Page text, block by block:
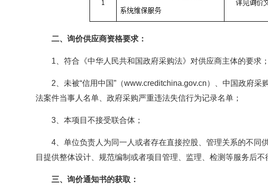
二、询价供应商资格要求：
1、符合《中华人民共和国政府采购法》对供应商主体的要求；
2、未被“信用中国”（www.creditchina.gov.cn）、中国政府
法案件当事人名单、政府采购严重违法失信行为记录名单；
3、本项目不接受联合体；
4、单位负责人为同一人或者存在直接控股、管理关系的不同
目提供整体设计、规范编制或者项目管理、监理、检测等服务后不
三、询价通知书的获取：